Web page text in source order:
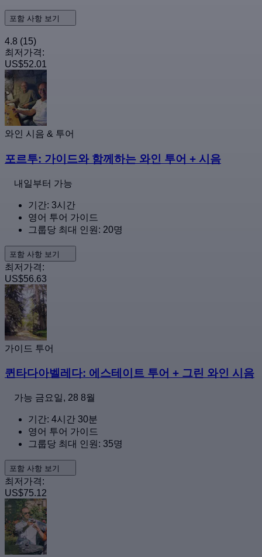
포함 사항 보기
4.8 (15)
최저가격:
US$52.01
와인 시음 & 투어
포르투: 가이드와 함께하는 와인 투어 + 시음
내일부터 가능
기간: 3시간
영어 투어 가이드
그룹당 최대 인원: 20명
포함 사항 보기
최저가격:
US$56.63
가이드 투어
퀸타다아벨레다: 에스테이트 투어 + 그린 와인 시음
가능 금요일, 28 8월
기간: 4시간 30분
영어 투어 가이드
그룹당 최대 인원: 35명
포함 사항 보기
최저가격:
US$75.12